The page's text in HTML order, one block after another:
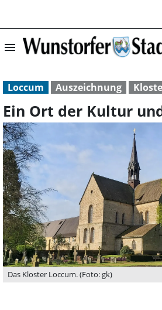
menu Ein
Loccum Auszeichnung
Ein Ort der Kultur
Das Kloster Loccum. (Foto: gk)